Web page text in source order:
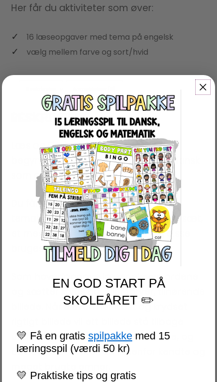
Her får du aktiviteter som øver:
16 læseopgaver med tema på engelsk
vælg mellem farve og sort/hvid
BESKRIVELSE
Læs og Find er lavet for både
begynderindlæring og elever med dansk
som andetsprog.
Du får 20 opgaver, hvoraf 16 er
temabaseret. Hver opgave findes i 2 sæt,
et med farve og et i sort/hvid, og disse
bruges forskelligt.
Som hovedopgave læser eleven ordene
og sætter kryds på, eller farver, tilhørende
billede. Når eleven har læst og krydset
ufarvet. Eleven får både læseøvelse, og
udvidelse af ordforråd indenfor kendte og
EN GOD START PÅ
SKOLEÅRET ✏️
💛 Få en gratis spilpakke med 15
læringsspil (værdi 50 kr)
💛 Praktiske tips og gratis